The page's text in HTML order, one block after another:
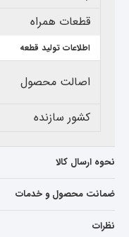
قطعات همراه
اطلاعات تولید قطعه
اصالت محصول
کشور سازنده
نحوه ارسال کالا
ضمانت محصول و خدمات
نظرات